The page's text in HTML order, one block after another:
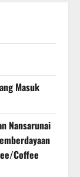
Masuk
Nansarunai
Coffee